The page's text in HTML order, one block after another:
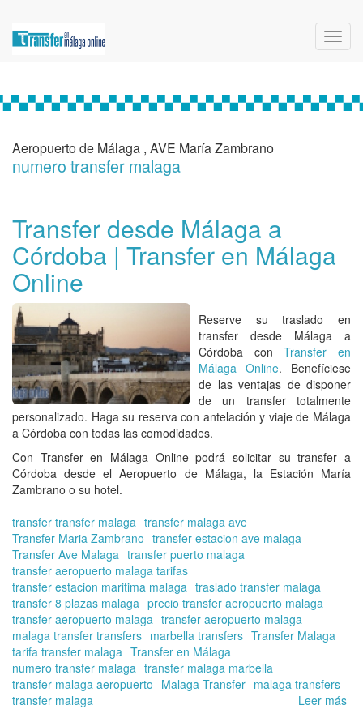
Aeropuerto de Málaga , AVE María Zambrano
numero transfer malaga
Transfer desde Málaga a
Córdoba | Transfer en Málaga
Online
Reserve su traslado en
transfer desde Málaga a
Córdoba conTransfer en
Málaga Online. Benefíciese
de las ventajas de disponer
de un transfer totalmente
personalizado. Haga su reserva con antelación y viaje de Málaga
a Córdoba con todas las comodidades.
Con Transfer en Málaga Online podrá solicitar su transfer a
Córdoba desde el Aeropuerto de Málaga, la Estación María
Zambrano o su hotel.
transfer transfer malaga transfer malaga ave
Transfer Maria Zambrano transfer estacion ave malaga
Transfer Ave Malaga transfer puerto malaga
transfer aeropuerto malaga tarifas
transfer estacion maritima malaga traslado transfer malaga
transfer 8 plazas malaga precio transfer aeropuerto malaga
transfer aeropuerto malaga transfer aeropuerto malaga
malaga transfer transfers marbella transfers Transfer Malaga
tarifa transfer malaga Transfer en Málaga
numero transfer malaga transfer malaga marbella
transfer malaga aeropuerto Malaga Transfer malaga transfers
transfer malaga
Leer más